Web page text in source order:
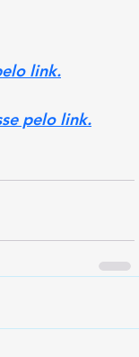
link.
pelo link.